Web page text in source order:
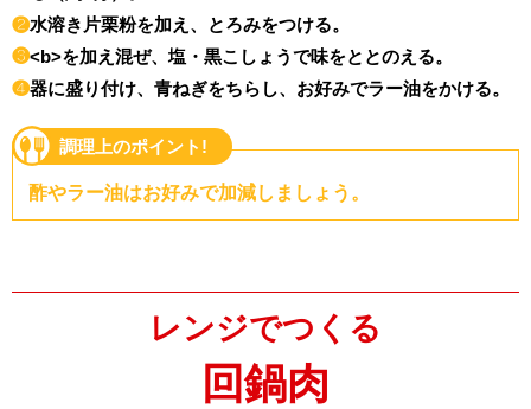
❷水溶き片栗粉を加え、とろみをつける。
❸<b>を加え混ぜ、塩・黒こしょうで味をととのえる。
❹器に盛り付け、青ねぎをちらし、お好みでラー油をかける。
調理上のポイント!
酢やラー油はお好みで加減しましょう。
レンジでつくる
回鍋肉